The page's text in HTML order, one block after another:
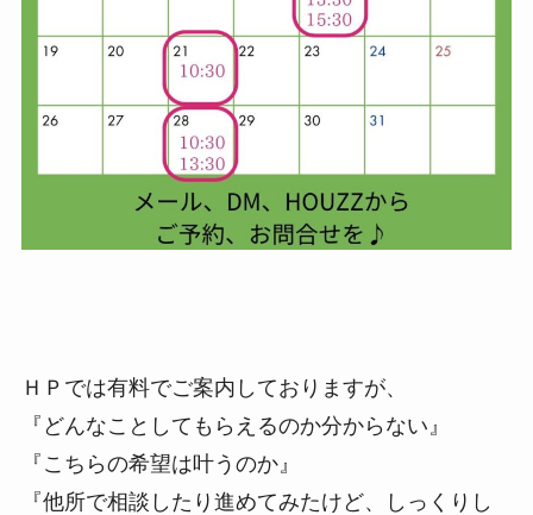
ＨＰでは有料でご案内しておりますが、
『どんなことしてもらえるのか分からない』
『こちらの希望は叶うのか』
『他所で相談したり進めてみたけど、しっくりし